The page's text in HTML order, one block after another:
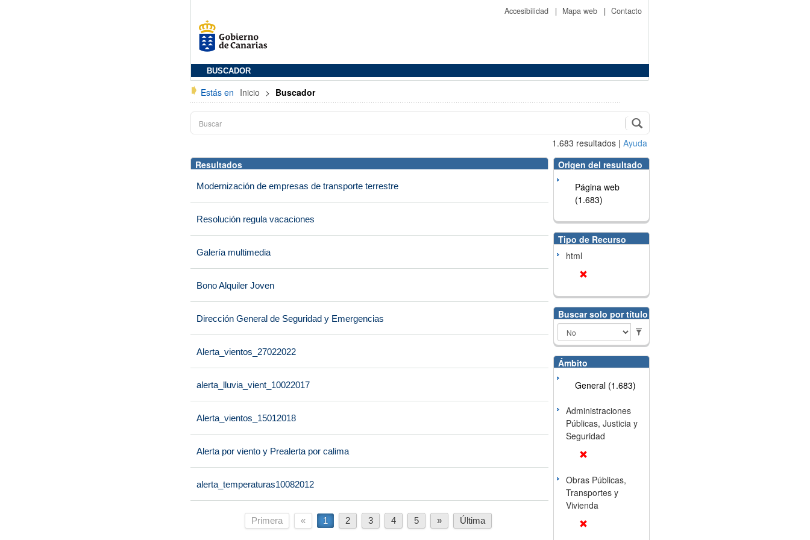
Accesibilidad | Mapa web | Contacto
BUSCADOR
Estás en Inicio > Buscador
1.683 resultados | Ayuda
Resultados
Modernización de empresas de transporte terrestre
Resolución regula vacaciones
Galería multimedia
Bono Alquiler Joven
Dirección General de Seguridad y Emergencias
Alerta_vientos_27022022
alerta_lluvia_vient_10022017
Alerta_vientos_15012018
Alerta por viento y Prealerta por calima
alerta_temperaturas10082012
Primera « 1 2 3 4 5 » Última
Origen del resultado
Página web
(1.683)
Tipo de Recurso
html
Buscar solo por título
Ámbito
General (1.683)
Administraciones
Públicas, Justicia y
Seguridad
Obras Públicas,
Transportes y
Vivienda